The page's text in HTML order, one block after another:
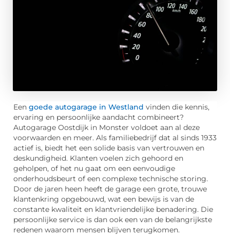
Een goede autogarage in Westland vinden die kennis,
ervaring en persoonlijke aandacht combineert?
Autogarage Oostdijk in Monster voldoet aan al deze
voorwaarden en meer. Als familiebedrijf dat al sinds 1933
actief is, biedt het een solide basis van vertrouwen en
deskundigheid. Klanten voelen zich gehoord en
geholpen, of het nu gaat om een eenvoudige
onderhoudsbeurt of een complexe technische storing.
Door de jaren heen heeft de garage een grote, trouwe
klantenkring opgebouwd, wat een bewijs is van de
constante kwaliteit en klantvriendelijke benadering. Die
persoonlijke service is dan ook een van de belangrijkste
redenen waarom mensen blijven terugkomen.